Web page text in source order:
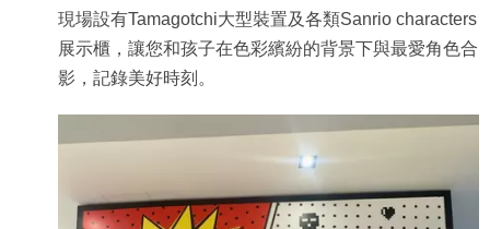
現場設有Tamagotchi大型裝置及各類Sanrio characters
展示櫃，讓您和孩子在色彩繽紛的背景下與最愛角色合
影，記錄美好時刻。